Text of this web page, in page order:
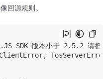
回源规则。
SDK 版本小于 2.5.2 请把